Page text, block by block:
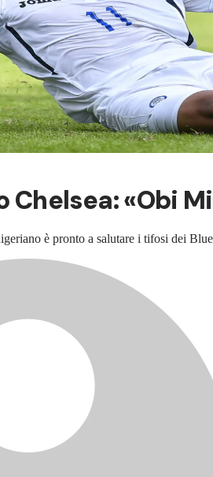
«Obi
è pronto a salutare i tifosi dei